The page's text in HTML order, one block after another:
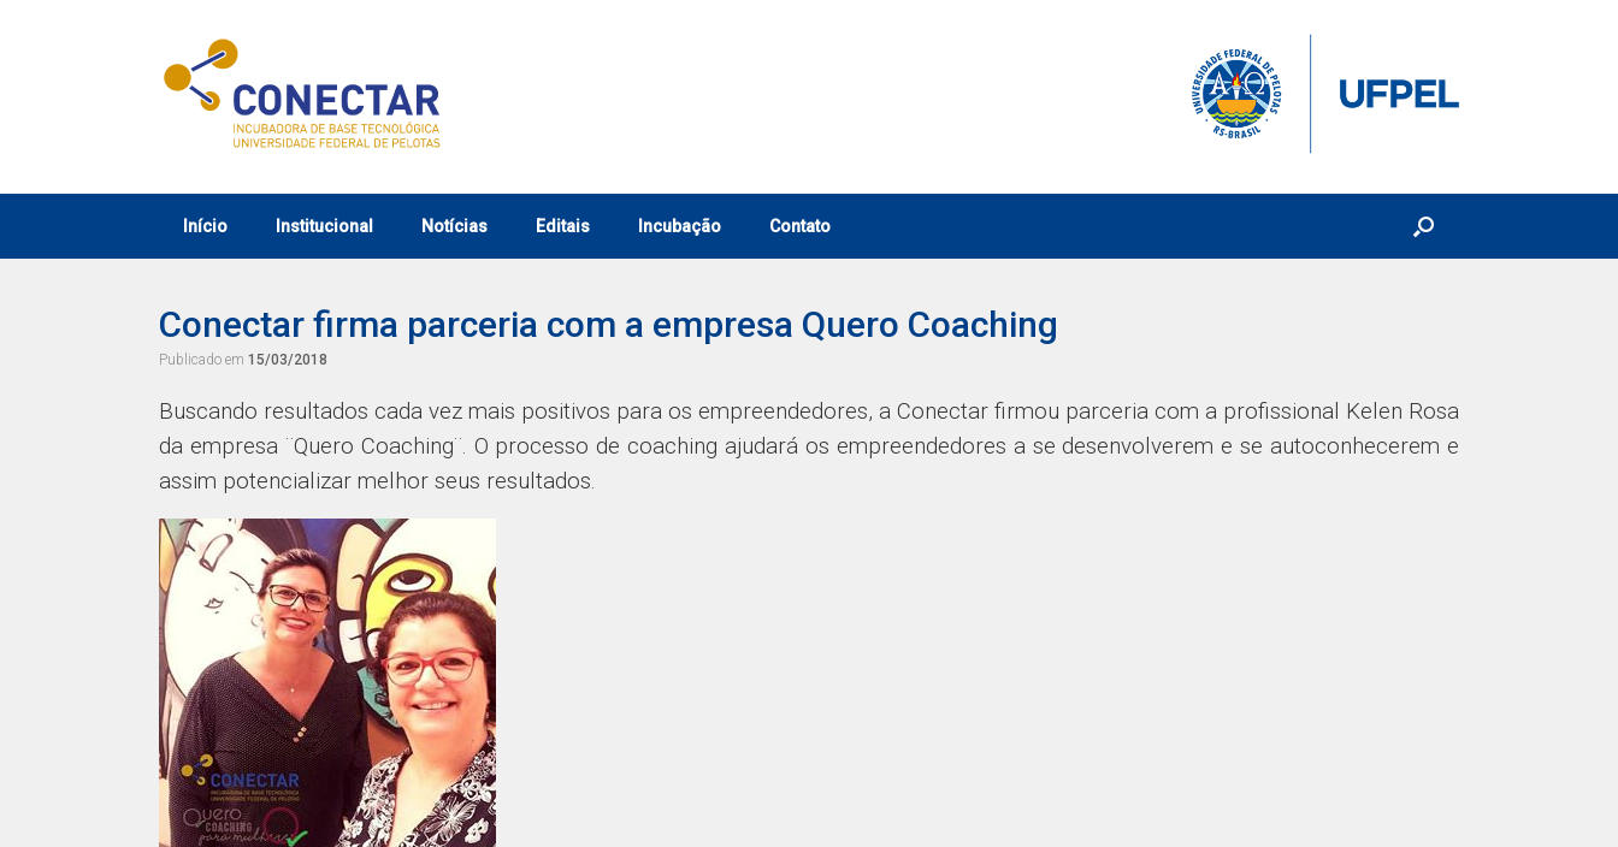
Início Institucional Notícias Editais Incubação Contato
Conectar firma parceria com a empresa Quero Coaching
Publicado em 15/03/2018
Buscando resultados cada vez mais positivos para os empreendedores, a Conectar firmou parceria com a profissional Kelen Rosa
da empresa ¨Quero Coaching¨. O processo de coaching ajudará os empreendedores a se desenvolverem e se autoconhecerem e
assim potencializar melhor seus resultados.